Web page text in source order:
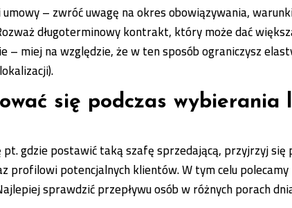
– zwróć uwagę na okres obowiązywania,
długoterminowy kontrakt, który może dać
– miej na względzie, że w ten sposób ograniczysz
się podczas wybierania
pt. gdzie postawić taką szafę sprzedającą, przyjrzyj
profilowi potencjalnych klientów. W tym celu
sprawdzić przepływu osób w różnych porach